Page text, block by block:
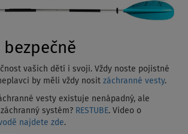
bezpečně
vašich dětí i svoji. Vždy noste pojistné
by měli vždy nosit záchranné vesty.
vesty existuje nenápadný, ale
systém? RESTUBE. Video o
najdete zde.